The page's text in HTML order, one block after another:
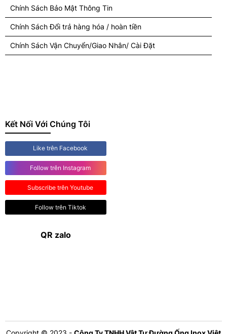
Chính Sách Bảo Mật Thông Tin
Chính Sách Đổi trả hàng hóa / hoàn tiền
Chính Sách Vận Chuyển/Giao Nhân/ Cài Đặt
Kết Nối Với Chúng Tôi
Like trên Facebook
Follow trên Instagram
Subscribe trên Youtube
Follow trên Tiktok
QR zalo